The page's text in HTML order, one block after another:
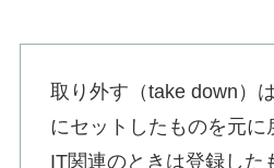
取り外す（take down）
にセットしたものを元に
IT関連のときは登録した